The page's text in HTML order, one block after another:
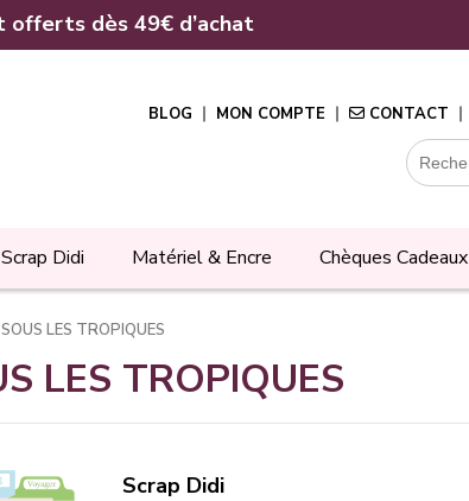
offerts dès 49€ d’achat
BLOG MON COMPTE CONTACT
Didi Matériel & Encre Chèques Cadeaux
LES TROPIQUES
LES TROPIQUES
Scrap Didi